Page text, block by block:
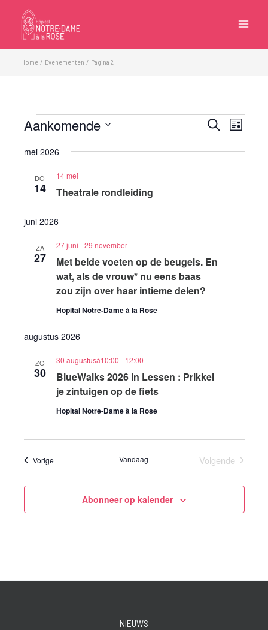
inhoud
Home Evenementen Pagina 2
Evenementen
Evenementen
en
Zoeken
navigatie
Lijst
Aankomende
een
mei 2026
DO
14 Theatrale rondleiding
14 mei
juni 2026
ZA
27
Met beide voeten op de beugels. En
wat, als de vrouw* nu eens baas
zou zijn over haar intieme delen?
27 juni -29 november
Hopital Notre-Dame à la Rose
augustus 2026
ZO
30
BlueWalks 2026 in Lessen : Prikkel
je zintuigen op de fiets
30 augustusà10:00 - 12:00
Hopital Notre-Dame à la Rose
VorigeEvenementen Vandaag
Volgende
Abonneer op kalender
NIEUWS